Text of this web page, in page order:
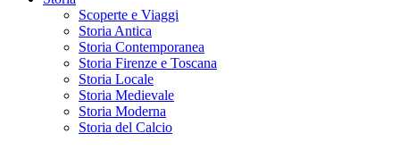
Scoperte e Viaggi
Storia Antica
Storia Contemporanea
Storia Firenze e Toscana
Storia Locale
Storia Medievale
Storia Moderna
Storia del Calcio